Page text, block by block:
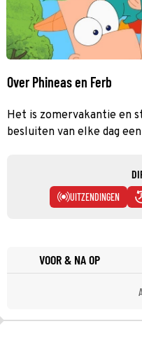
Over Phineas en Ferb
Het is zomervakantie en
besluiten van elke dag
UITZENDINGEN
VOOR & NA OP